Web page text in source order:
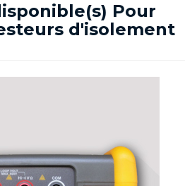
Pour
d'isolement